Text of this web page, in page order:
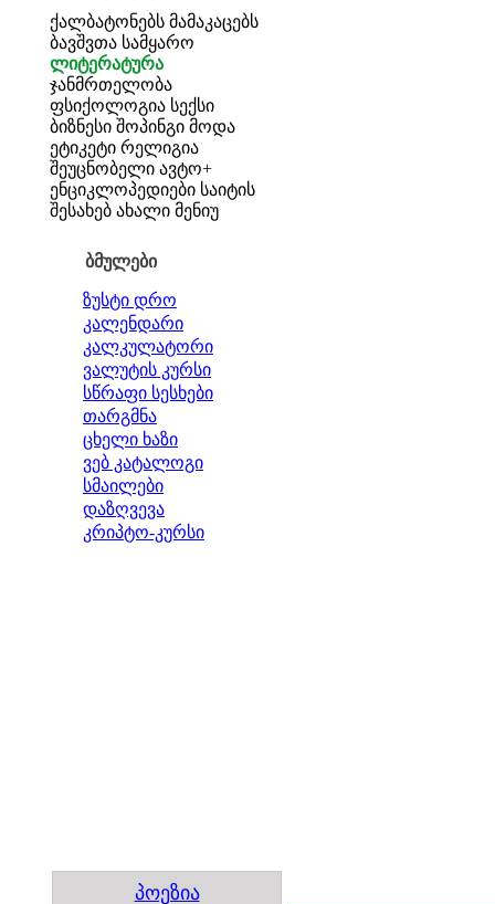
ქალბატონებს მამაკაცებს
ბავშვთა სამყარო
ლიტერატურა
ჯანმრთელობა
ფსიქოლოგია სექსი
ბიზნესი შოპინგი მოდა
ეტიკეტი რელიგია
შეუცნობელი ავტო+
ენციკლოპედიები საიტის
შესახებ ახალი მენიუ
ბმულები
ზუსტი დრო
კალენდარი
კალკულატორი
ვალუტის კურსი
სწრაფი სესხები
თარგმნა
ცხელი ხაზი
ვებ კატალოგი
სმაილები
დაზღვევა
კრიპტო-კურსი
პოეზია